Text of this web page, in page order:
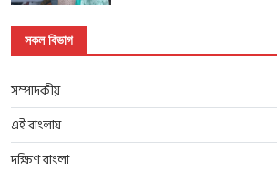
সকল বিভাগ
সম্পাদকীয়
এই বাংলায়
দক্ষিণ বাংলা